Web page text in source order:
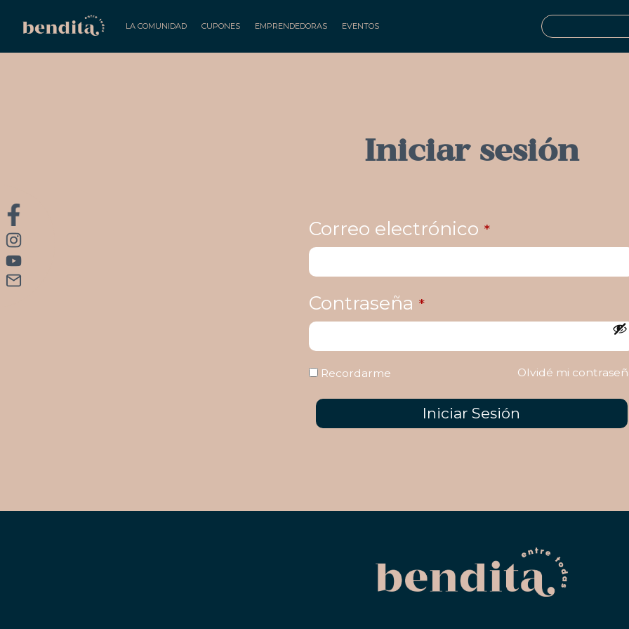
LA COMUNIDAD CUPONES EMPRENDEDORAS EVENTOS
Iniciar sesión
Correo electrónico *
Contraseña *
Recordarme Olvidé mi
Iniciar Sesión